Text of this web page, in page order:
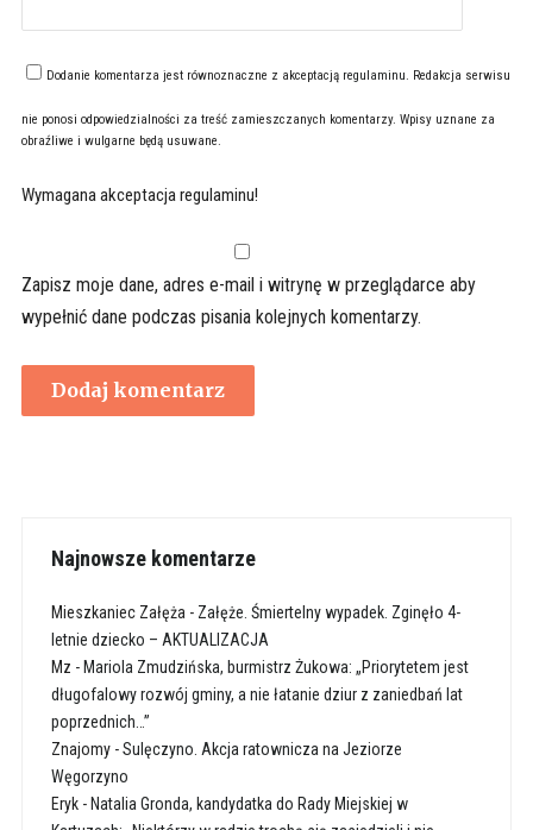
Dodanie komentarza jest równoznaczne z akceptacją regulaminu. Redakcja serwisu
nie ponosi odpowiedzialności za treść zamieszczanych komentarzy. Wpisy uznane za
obraźliwe i wulgarne będą usuwane.
Wymagana akceptacja regulaminu!
Zapisz moje dane, adres e-mail i witrynę w przeglądarce aby
wypełnić dane podczas pisania kolejnych komentarzy.
Najnowsze komentarze
Mieszkaniec Załęża - Załęże. Śmiertelny wypadek. Zginęło 4-
letnie dziecko – AKTUALIZACJA
Mz - Mariola Zmudzińska, burmistrz Żukowa: „Priorytetem jest
długofalowy rozwój gminy, a nie łatanie dziur z zaniedbań lat
poprzednich…”
Znajomy-Sulęczyno. Akcja ratownicza na Jeziorze
Węgorzyno
Eryk- Natalia Gronda, kandydatka do Rady Miejskiej w